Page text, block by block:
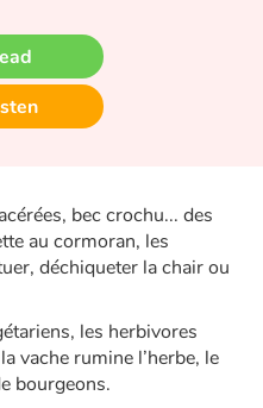
queens and dragons
bec crochu... des
au cormoran, les
déchiqueter la chair ou
les herbivores
vache rumine l’herbe, le
bourgeons.